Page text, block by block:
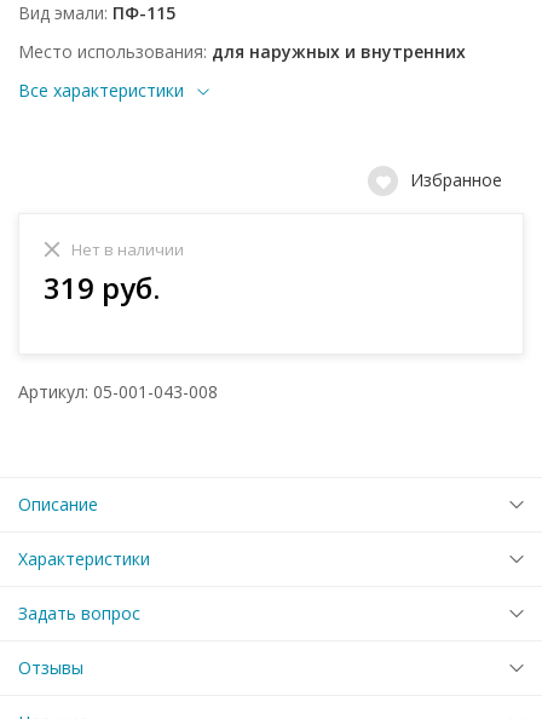
Вид эмали ПФ-115
Место использования для наружных и внутренних
Все характеристики
Избранное
Нет в наличии
319 руб.
Артикул: 05-001-043-008
Описание
Характеристики
Задать вопрос
Отзывы